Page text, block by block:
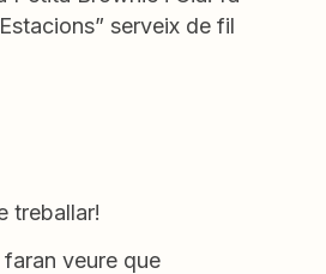
serveix de fil
treballar!
faran veure que